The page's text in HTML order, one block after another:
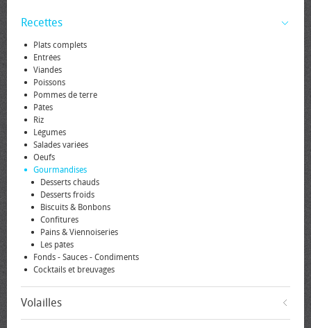
Recettes
Plats complets
Entrées
Viandes
Poissons
Pommes de terre
Pâtes
Riz
Légumes
Salades variées
Oeufs
Gourmandises
Desserts chauds
Desserts froids
Biscuits & Bonbons
Confitures
Pains & Viennoiseries
Les pâtes
Fonds - Sauces - Condiments
Cocktails et breuvages
Volailles